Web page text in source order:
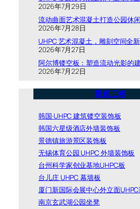
2026年7月29日
流动曲面艺术混凝土打造公园休
2026年7月28日
UHPC 艺术混凝土，雕刻空间全
2026年7月27日
阿尔博镂空板：塑造流动光影的
2026年7月22日
景观工程
韩国·UHPC 建筑镂空装饰板
韩国六星级酒店外墙装饰板
景德镇旅游景区装饰板
无锡体育公园 UHPC 外墙装饰板
台州科学家创业基地UHPC板
台儿庄 UHPC 幕墙板
厦门新国际会展中心外立面UHPC
南京玄武湖公园坐凳